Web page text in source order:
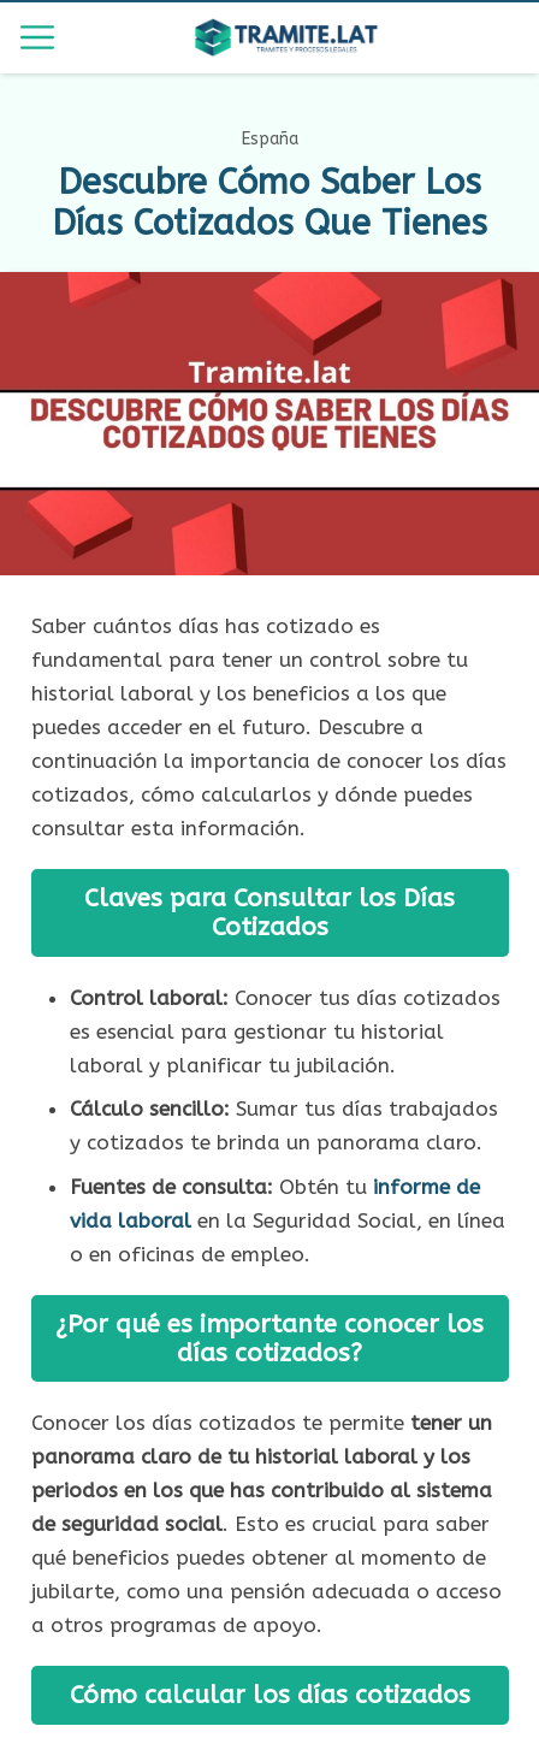
España
Descubre Cómo Saber Los
Días Cotizados Que Tienes
Saber cuántos días has cotizado es
fundamental para tener un control sobre tu
historial laboral y los beneficios a los que
puedes acceder en el futuro. Descubre a
continuación la importancia de conocer los días
cotizados, cómo calcularlos y dónde puedes
consultar esta información.
Claves para Consultar los Días
Cotizados
Control laboral: Conocer tus días cotizados
es esencial para gestionar tu historial
laboral y planificar tu jubilación.
Cálculo sencillo: Sumar tus días trabajados
y cotizados te brinda un panorama claro.
Fuentes de consulta: Obtén tu informe de
vida laboralen la Seguridad Social, en línea
o en oficinas de empleo.
¿Por qué es importante conocer los
días cotizados?
Conocer los días cotizados te permitetener un
panorama claro de tu historial laboral y los
periodos en los que has contribuido al sistema
de seguridad social. Esto es crucial para saber
qué beneficios puedes obtener al momento de
jubilarte, como una pensión adecuada o acceso
a otros programas de apoyo.
Cómo calcular los días cotizados